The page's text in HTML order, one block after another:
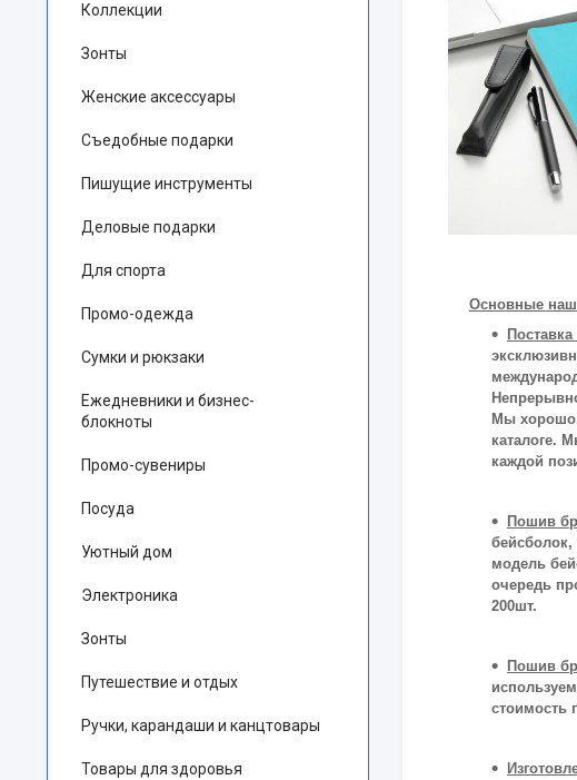
Основные
Мы хорошо
каталоге.
каждой
Пошив
модель
очередь
200шт.
Пошив
стоимость
Коллекции
Зонты
Женские аксессуары
Съедобные подарки
Пишущие инструменты
Деловые подарки
Для спорта
Промо-одежда
Сумки и рюкзаки
Ежедневники и бизнес-
блокноты
Промо-сувениры
Посуда
Уютный дом
Электроника
Зонты
Путешествие и отдых
Ручки, карандаши и канцтовары
Товары для здоровья